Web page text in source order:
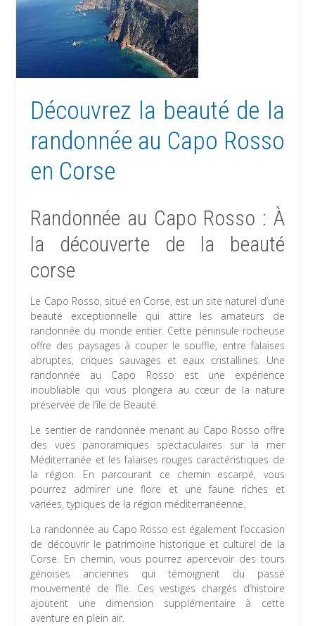
Découvrez la beauté de la
randonnée au Capo Rosso
en Corse
Randonnée au Capo Rosso : À
la découverte de la beauté
corse
Le Capo Rosso, situé en Corse, est un site naturel d’une
beauté exceptionnelle qui attire les amateurs de
randonnée du monde entier. Cette péninsule rocheuse
offre des paysages à couper le souffle, entre falaises
abruptes, criques sauvages et eaux cristallines. Une
randonnée au Capo Rosso est une expérience
inoubliable qui vous plongera au cœur de la nature
préservée de l’île de Beauté.
Le sentier de randonnée menant au Capo Rosso offre
des vues panoramiques spectaculaires sur la mer
Méditerranée et les falaises rouges caractéristiques de
la région. En parcourant ce chemin escarpé, vous
pourrez admirer une flore et une faune riches et
variées, typiques de la région méditerranéenne.
La randonnée au Capo Rosso est également l’occasion
de découvrir le patrimoine historique et culturel de la
Corse. En chemin, vous pourrez apercevoir des tours
génoises anciennes qui témoignent du passé
mouvementé de l’île. Ces vestiges chargés d’histoire
ajoutent une dimension supplémentaire à cette
aventure en plein air.